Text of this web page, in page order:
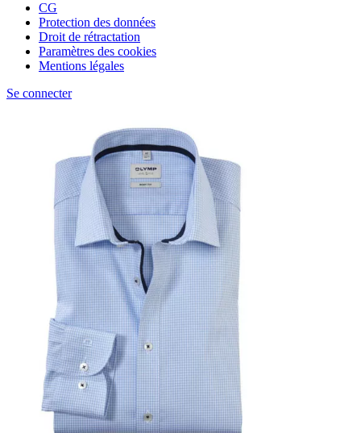
CG
Protection des données
Droit de rétractation
Paramètres des cookies
Mentions légales
Se connecter